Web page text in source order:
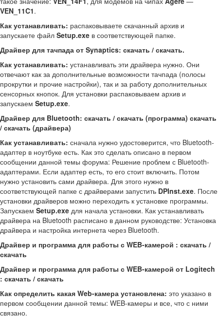
VEN_11C1.
Как устанавливать: распаковываете скачанный архив и
запускаете файл Setup.exe в соответствующей папке.
Драйвер для тачпада от Synaptics: скачать / скачать.
Как устанавливать: устанавливать эти драйвера нужно. Они
отвечают как за дополнительные возможности тачпада (полосы
прокрутки и прочие настройки), так и за работу дополнительных
сенсорных кнопок. Для установки распаковываем архив и
запускаем Setup.exe.
Драйвер для Bluetooth: скачать / скачать (программа) скачать
/ скачать (драйвера)
Как устанавливать: сначала нужно удостоверится, что Bluetooth-
адаптер в ноутбуке есть. Как это сделать описано в первом
сообщении данной темы форума: Решение проблем с Bluetooth-
адаптерами. Если адаптер есть, то его стоит включить. Потом
нужно установить сами драйвера. Для этого нужно в
соответствующей папке с драйверами запустить DPInst.exe. После
установки драйверов можно переходить к установке программы.
Запускаем Setup.exe для начала установки. Как устанавливать
драйвера на Bluetooth расписано в данном руководстве: Установка
драйвера и настройка интернета через Bluetooth.
Драйвер и программа для работы с WEB-камерой : скачать /
скачать
Драйвер и программа для работы с WEB-камерой от Logitech
: скачать / скачать
Как определить какая Web-камера установлена: это указано в
первом сообщении данной темы: WEB-камеры и все, что с ними
связано.